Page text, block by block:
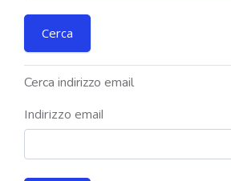
Cerca indirizzo email
Indirizzo email